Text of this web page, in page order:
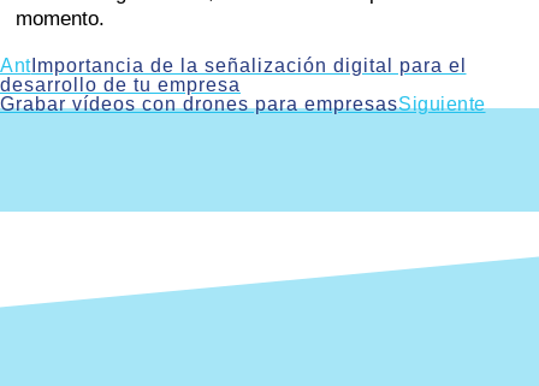
momento.
AntImportancia de la señalización digital para el
desarrollo de tu empresa
Grabar vídeos con drones para empresasSiguiente